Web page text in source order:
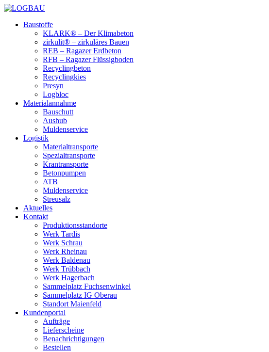
Baustoffe
KLARK® – Der Klimabeton
zirkulit® – zirkuläres Bauen
REB – Ragazer Erdbeton
RFB – Ragazer Flüssigboden
Recyclingbeton
Recyclingkies
Presyn
Logbloc
Materialannahme
Bauschutt
Aushub
Muldenservice
Logistik
Materialtransporte
Spezialtransporte
Krantransporte
Betonpumpen
ATB
Muldenservice
Streusalz
Aktuelles
Kontakt
Produktionsstandorte
Werk Tardis
Werk Schrau
Werk Rheinau
Werk Baldenau
Werk Trübbach
Werk Hagerbach
Sammelplatz Fuchsenwinkel
Sammelplatz IG Oberau
Standort Maienfeld
Kundenportal
Aufträge
Lieferscheine
Benachrichtigungen
Bestellen